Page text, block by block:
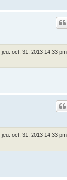
jeu. oct. 31, 2013 14:33 pm
jeu. oct. 31, 2013 14:33 pm